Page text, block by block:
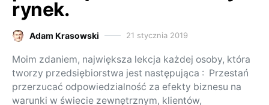
rynek.
Adam Krasowski Posted on
21 stycznia 2019
Moim zdaniem, największa lekcja każdej osoby, która
tworzy przedsiębiorstwa jest następująca : Przestań
przerzucać odpowiedzialność za efekty biznesu na
warunki w świecie zewnętrznym, klientów,